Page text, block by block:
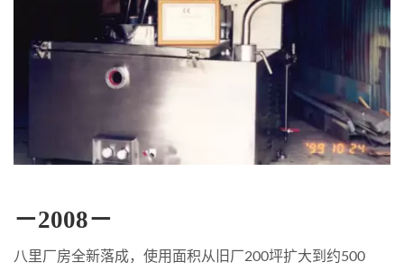
－2008－
八里厂房全新落成，使用面积从旧厂200坪扩大到约500